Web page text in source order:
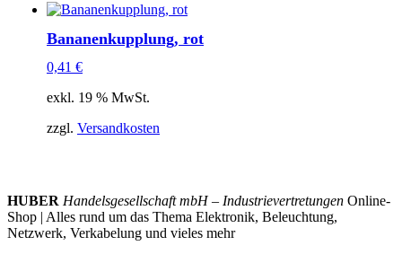
Bananenkupplung, rot
0,41 €
exkl. 19 % MwSt.
zzgl. Versandkosten
HUBER Handelsgesellschaft mbH – Industrievertretungen Online-
Shop | Alles rund um das Thema Elektronik, Beleuchtung,
Netzwerk, Verkabelung und vieles mehr